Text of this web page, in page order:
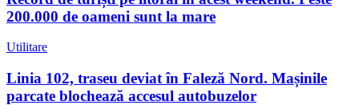
200.000 de oameni sunt la mare
Utilitare
Linia 102, traseu deviat în Faleză Nord. Mașinile
parcate blochează accesul autobuzelor